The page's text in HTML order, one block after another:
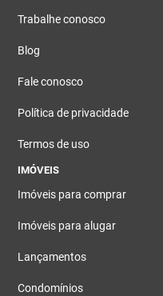
Trabalhe conosco
Blog
Fale conosco
Política de privacidade
Termos de uso
IMÓVEIS
Imóveis para comprar
Imóveis para alugar
Lançamentos
Condomínios